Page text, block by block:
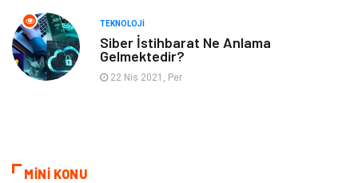
Ev İşleri
Sigorta
TEKNOLOJI
Siber İstihbarat Ne Anlama
Gelmektedir?
22 Nis 2021, Per
MİNİ KONU